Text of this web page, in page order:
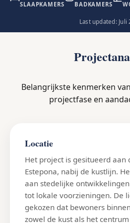
SLAAPKAMERS BADKAMERS
Last updated: Juli
Belangrijkste kenmerken
projectfase en
Locatie
Het project is gesitueerd aan
Estepona, nabij de kustlijn.
aan stedelijke
tot lokale voorzieningen. De
gekozen dat bewoners
zowel de kust als het